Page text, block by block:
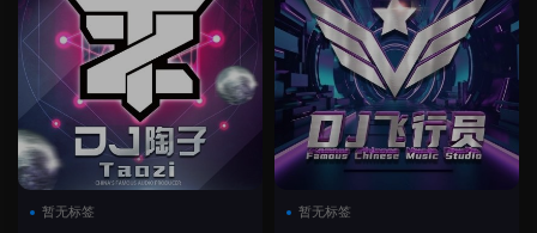
暂无标签 暂无标签